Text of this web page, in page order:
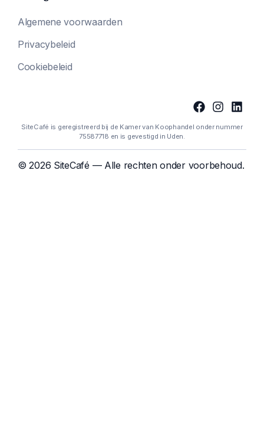
Algemene voorwaarden
Privacybeleid
Cookiebeleid
SiteCafé is geregistreerd bij de Kamer van Koophandel onder nummer
75587718 en is gevestigd in Uden.
© 2026 SiteCafé — Alle rechten onder voorbehoud.